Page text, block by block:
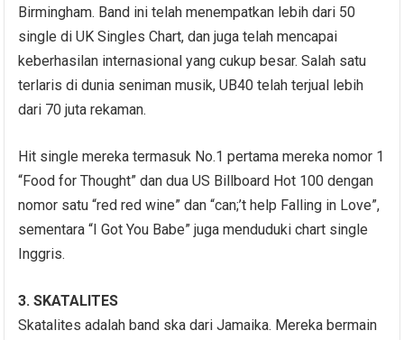
Birmingham. Band ini telah menempatkan lebih dari 50
single di UK Singles Chart, dan juga telah mencapai
keberhasilan internasional yang cukup besar. Salah satu
terlaris di dunia seniman musik, UB40 telah terjual lebih
dari 70 juta rekaman.
Hit single mereka termasuk No.1 pertama mereka nomor 1
“Food for Thought” dan dua US Billboard Hot 100 dengan
nomor satu “red red wine” dan “can;’t help Falling in Love”,
sementara “I Got You Babe” juga menduduki chart single
Inggris.
3. SKATALITES
Skatalites adalah band ska dari Jamaika. Mereka bermain